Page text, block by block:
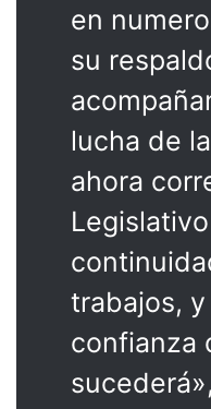
en
su
lucha de
ahora
trabajos,
confianza